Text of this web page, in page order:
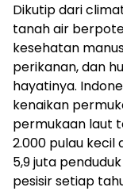
Dikutip dari
tanah air
kesehatan
perikanan, dan
hayatinya.
kenaikan
permukaan laut
2.000 pulau
5,9 juta
pesisir setiap